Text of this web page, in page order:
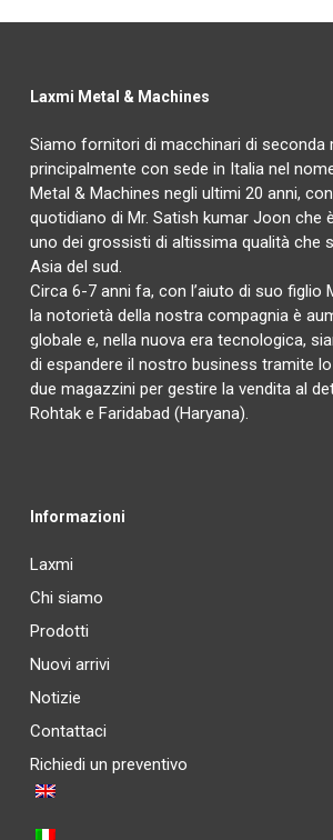
Laxmi Metal & Machines
Siamo fornitori di macchinari di seconda
principalmente con sede in Italia nel
Metal & Machines negli ultimi 20 anni,
quotidiano di Mr. Satish kumar Joon che
uno dei grossisti di altissima qualità che
Asia del sud.
Circa 6-7 anni fa, con l’aiuto di suo figlio
la notorietà della nostra compagnia è
globale e, nella nuova era tecnologica,
di espandere il nostro business tramite
due magazzini per gestire la vendita al
Rohtak e Faridabad (Haryana).
Informazioni
Laxmi
Chi siamo
Prodotti
Nuovi arrivi
Notizie
Contattaci
Richiedi un preventivo